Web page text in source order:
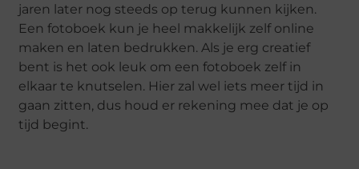
jaren later nog steeds op terug kunnen kijken.
Een fotoboek kun je heel makkelijk zelf online
maken en laten bedrukken. Als je erg creatief
bent is het ook leuk om een fotoboek zelf in
elkaar te knutselen. Hier zal wel iets meer tijd in
gaan zitten, dus houd er rekening mee dat je op
tijd begint.